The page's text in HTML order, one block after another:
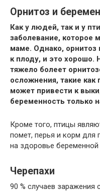
Орнитоз и
Как у людей, так и у
заболевание, которое
маме. Однако, орнитоз
к плоду, и это
тяжело болеет
осложнения, такие как
может привести к
беременность только
Кроме того, птицы
помет, перья и корм для
на здоровье
Черепахи
90 % случаев заражения